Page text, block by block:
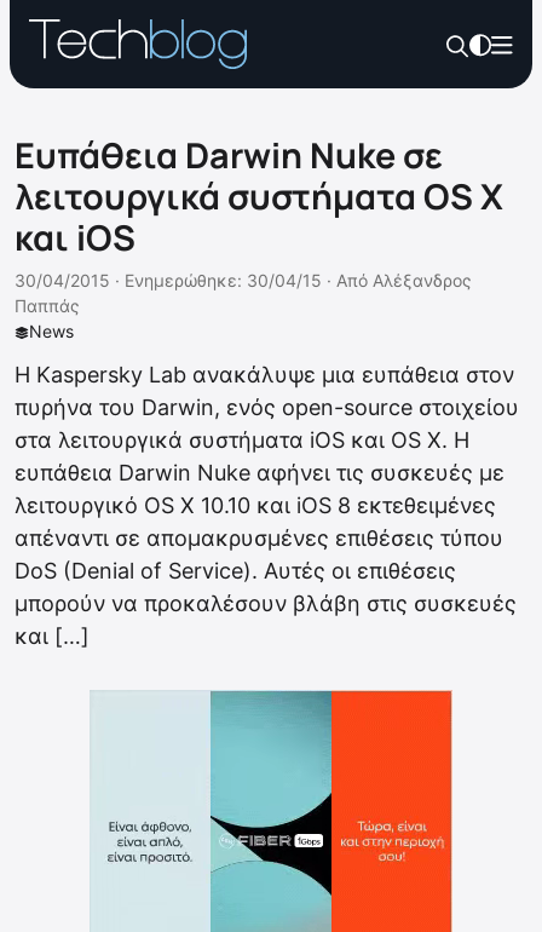
Ευπάθεια Darwin Nuke σε
λειτουργικά συστήματα OS X
και iOS
News
30/04/2015 · Ενημερώθηκε: 30/04/15 · Από Αλέξανδρος
Παππάς
Η Kaspersky Lab ανακάλυψε μια ευπάθεια στον
πυρήνα του Darwin, ενός open-source στοιχείου
στα λειτουργικά συστήματα iOS και OS X. Η
ευπάθεια Darwin Nuke αφήνει τις συσκευές με
λειτουργικό OS X 10.10 και iOS 8 εκτεθειμένες
απέναντι σε απομακρυσμένες επιθέσεις τύπου
DoS (Denial of Service). Αυτές οι επιθέσεις
μπορούν να προκαλέσουν βλάβη στις συσκευές
και […]